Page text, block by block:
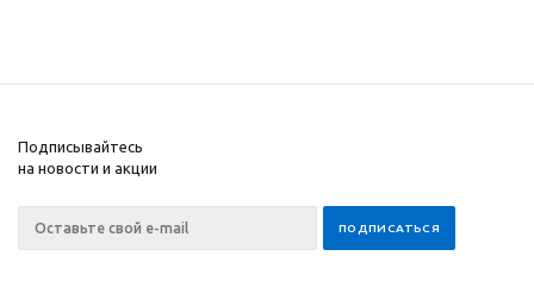
Подписывайтесь
на новости и акции